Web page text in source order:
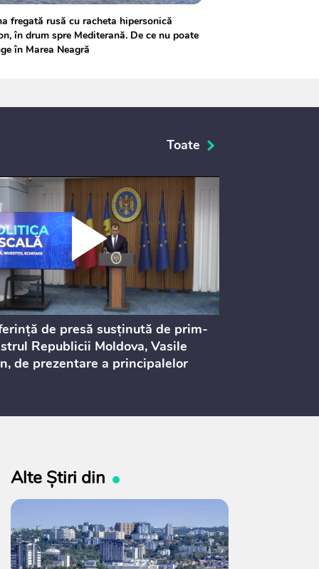
fregată rusă cu racheta hipersonică
în drum spre Mediterană. De ce nu poate
în Marea Neagră
Toate
de presă susținută de prim-
Republicii Moldova, Vasile
de prezentare a principalelor
publice
Alte Știri din